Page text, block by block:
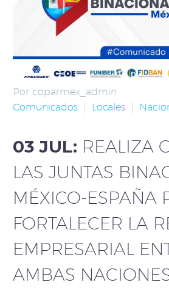
Por coparmex_admin
Comunicados
Locales
03 JUL: REALIZA
LAS JUNTAS
MÉXICO-ESPAÑA
FORTALECER LA
EMPRESARIAL
AMBAS